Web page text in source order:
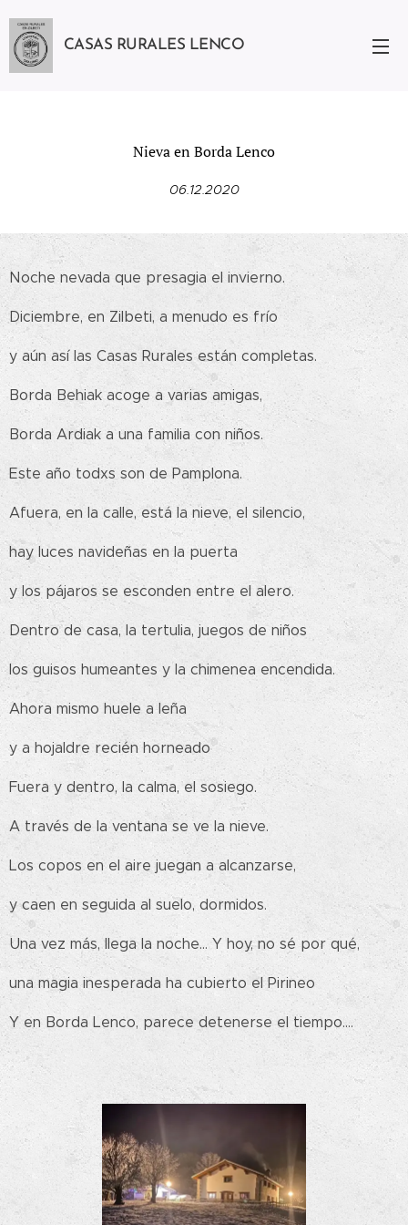
CASAS RURALES LENCO
Nieva en Borda Lenco
06.12.2020
Noche nevada que presagia el invierno.
Diciembre, en Zilbeti, a menudo es frío
y aún así las Casas Rurales están completas.
Borda Behiak acoge a varias amigas,
Borda Ardiak a una familia con niños.
Este año todxs son de Pamplona.
Afuera, en la calle, está la nieve, el silencio,
hay luces navideñas en la puerta
y los pájaros se esconden entre el alero.
Dentro de casa, la tertulia, juegos de niños
los guisos humeantes y la chimenea encendida.
Ahora mismo huele a leña
y a hojaldre recién horneado
Fuera y dentro, la calma, el sosiego.
A través de la ventana se ve la nieve.
Los copos en el aire juegan a alcanzarse,
y caen en seguida al suelo, dormidos.
Una vez más, llega la noche... Y hoy, no sé por qué,
una magia inesperada ha cubierto el Pirineo
Y en Borda Lenco, parece detenerse el tiempo....